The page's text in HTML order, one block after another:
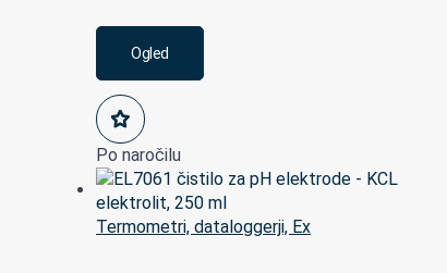
Ogled
Po naročilu
Termometri, dataloggerji, Ex